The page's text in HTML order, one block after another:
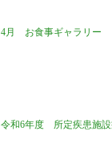
4月 お食事ギャラリー
令和6年度 所定疾患施設